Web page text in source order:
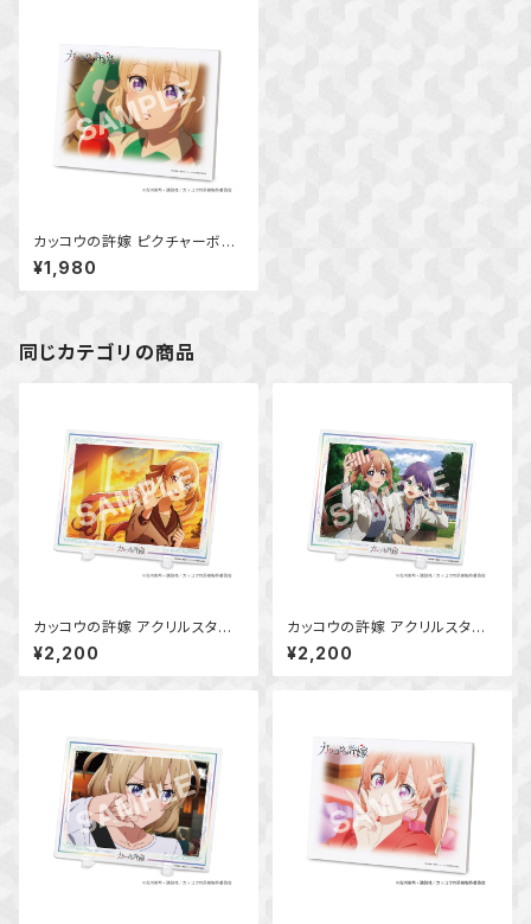
カッコウの許嫁 ピクチャーボー
ド大 (海野 幸)
¥1,980
同じカテゴリの商品
カッコウの許嫁 アクリルスタン
ドボード (天野エリカ)
¥2,200
カッコウの許嫁 アクリルスタン
ドボード (天野エリカ・瀬川ひろ)
¥2,200